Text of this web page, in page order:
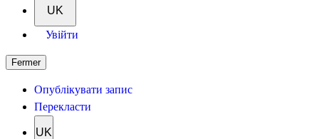
UK
Увійти
Fermer
Опублікувати запис
Перекласти
UK